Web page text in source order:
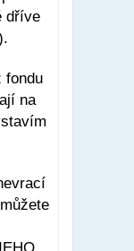
dříve
fondu
na